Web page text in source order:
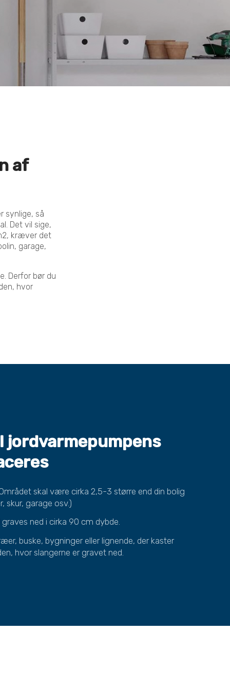
af
synlige, så
Det vil sige,
kræver det
garage,
Derfor bør du
hvor
jordvarmepumpens
skal være cirka 2,5-3 større end din bolig
skur, garage osv.)
graves ned i cirka 90 cm dybde.
buske, bygninger eller lignende, der kaster
hvor slangerne er gravet ned.